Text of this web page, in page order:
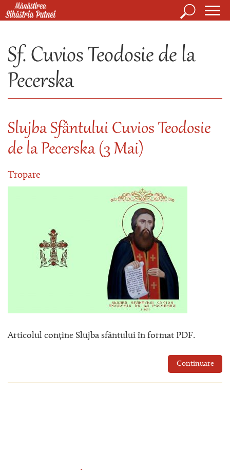
Mergi la conţinutul principal
Căutare
Sf. Cuvios Teodosie de la
Pecerska
Slujba Sfântului Cuvios Teodosie
de la Pecerska (3 Mai)
Tropare
Articolul conține Slujba sfântului în format PDF.
Continuare